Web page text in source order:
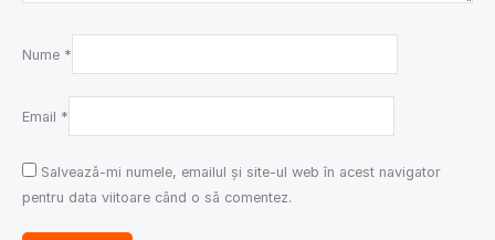
Nume *
Email *
Salvează-mi numele, emailul și site-ul web în acest navigator
pentru data viitoare când o să comentez.